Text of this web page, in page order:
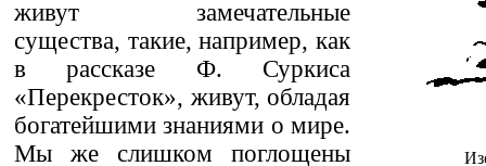
живут замечательные
существа, такие, например, как
в рассказе Ф. Суркиса
«Перекресток», живут, обладая
богатейшими знаниями о мире.
Мы же слишком поглощены